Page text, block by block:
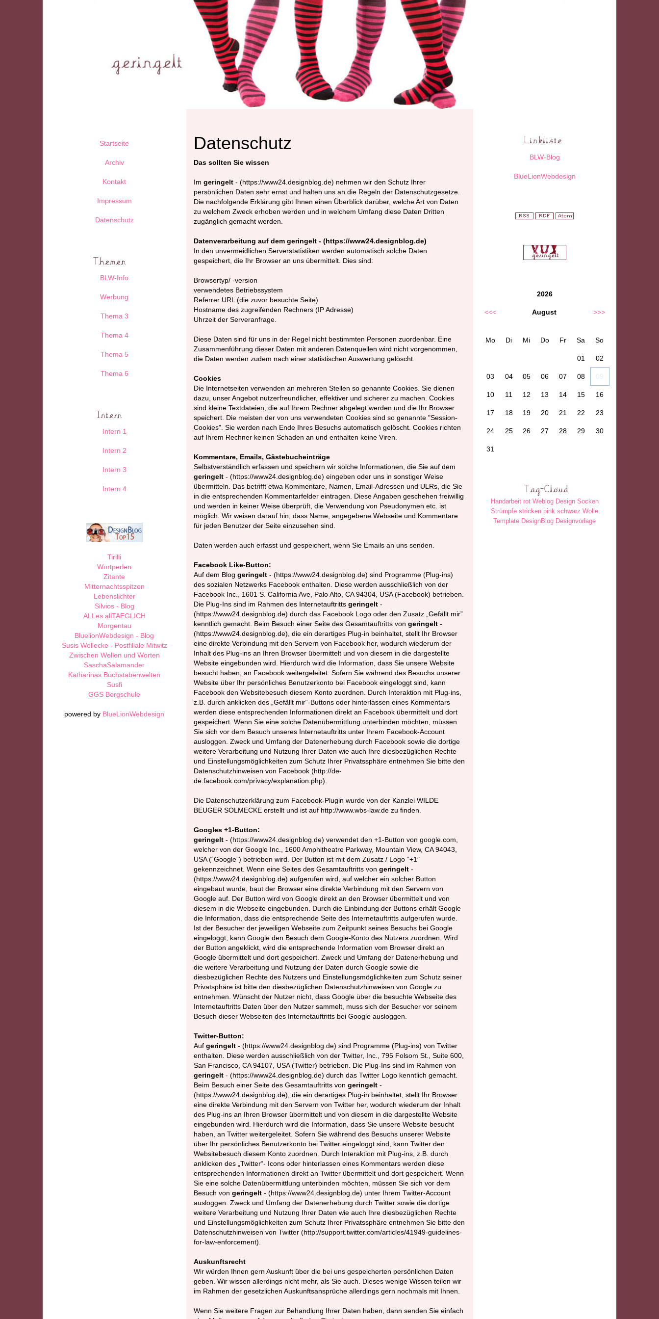
Datenschutz
Das sollten Sie wissen
Im geringelt- (https://www24.designblog.de) nehmen wir den Schutz Ihrer
persönlichen Daten sehr ernst und halten uns an die Regeln der Datenschutzgesetze.
Die nachfolgende Erklärung gibt Ihnen einen Überblick darüber, welche Art von Daten
zu welchem Zweck erhoben werden und in welchem Umfang diese Daten Dritten
zugänglich gemacht werden.
Datenverarbeitung auf dem geringelt- (https://www24.designblog.de)
In den unvermeidlichen Serverstatistiken werden automatisch solche Daten
gespeichert, die Ihr Browser an uns übermittelt. Dies sind:
Browsertyp/ -version
verwendetes Betriebssystem
Referrer URL (die zuvor besuchte Seite)
Hostname des zugreifenden Rechners (IP Adresse)
Uhrzeit der Serveranfrage.
Diese Daten sind für uns in der Regel nicht bestimmten Personen zuordenbar. Eine
Zusammenführung dieser Daten mit anderen Datenquellen wird nicht vorgenommen,
die Daten werden zudem nach einer statistischen Auswertung gelöscht.
Cookies
Die Internetseiten verwenden an mehreren Stellen so genannte Cookies. Sie dienen
dazu, unser Angebot nutzerfreundlicher, effektiver und sicherer zu machen. Cookies
sind kleine Textdateien, die auf Ihrem Rechner abgelegt werden und die Ihr Browser
speichert. Die meisten der von uns verwendeten Cookies sind so genannte "Session-
Cookies". Sie werden nach Ende Ihres Besuchs automatisch gelöscht. Cookies richten
auf Ihrem Rechner keinen Schaden an und enthalten keine Viren.
Kommentare, Emails, Gästebucheinträge
Selbstverständlich erfassen und speichern wir solche Informationen, die Sie auf dem
geringelt- (https://www24.designblog.de) eingeben oder uns in sonstiger Weise
übermitteln. Das betrifft etwa Kommentare, Namen, Email-Adressen und ULRs, die Sie
in die entsprechenden Kommentarfelder eintragen. Diese Angaben geschehen freiwillig
und werden in keiner Weise überprüft, die Verwendung von Pseudonymen etc. ist
möglich. Wir weisen darauf hin, dass Name, angegebene Webseite und Kommentare
für jeden Benutzer der Seite einzusehen sind.
Daten werden auch erfasst und gespeichert, wenn Sie Emails an uns senden.
Facebook Like-Button:
Auf dem Blog geringelt- (https://www24.designblog.de) sind Programme (Plug-ins)
des sozialen Netzwerks Facebook enthalten. Diese werden ausschließlich von der
Facebook Inc., 1601 S. California Ave, Palo Alto, CA 94304, USA (Facebook) betrieben.
Die Plug-Ins sind im Rahmen des Internetauftritts geringelt-
(https://www24.designblog.de) durch das Facebook Logo oder den Zusatz „Gefällt mir”
kenntlich gemacht. Beim Besuch einer Seite des Gesamtauftritts von geringelt-
(https://www24.designblog.de), die ein derartiges Plug-in beinhaltet, stellt Ihr Browser
eine direkte Verbindung mit den Servern von Facebook her, wodurch wiederum der
Inhalt des Plug-ins an Ihren Browser übermittelt und von diesem in die dargestellte
Website eingebunden wird. Hierdurch wird die Information, dass Sie unsere Website
besucht haben, an Facebook weitergeleitet. Sofern Sie während des Besuchs unserer
Website über Ihr persönliches Benutzerkonto bei Facebook eingeloggt sind, kann
Facebook den Websitebesuch diesem Konto zuordnen. Durch Interaktion mit Plug-ins,
z.B. durch anklicken des „Gefällt mir“-Buttons oder hinterlassen eines Kommentars
werden diese entsprechenden Informationen direkt an Facebook übermittelt und dort
gespeichert. Wenn Sie eine solche Datenübermittlung unterbinden möchten, müssen
Sie sich vor dem Besuch unseres Internetauftritts unter Ihrem Facebook-Account
ausloggen. Zweck und Umfang der Datenerhebung durch Facebook sowie die dortige
weitere Verarbeitung und Nutzung Ihrer Daten wie auch Ihre diesbezüglichen Rechte
und Einstellungsmöglichkeiten zum Schutz Ihrer Privatssphäre entnehmen Sie bitte den
Datenschutzhinweisen von Facebook (http://de-
de.facebook.com/privacy/explanation.php).
Die Datenschutzerklärung zum Facebook-Plugin wurde von der Kanzlei WILDE
BEUGER SOLMECKE erstellt und ist auf http://www.wbs-law.de zu finden.
Googles +1-Button:
geringelt- (https://www24.designblog.de) verwendet den +1-Button von google.com,
welcher von der Google Inc., 1600 Amphitheatre Parkway, Mountain View, CA 94043,
USA (“Google”) betrieben wird. Der Button ist mit dem Zusatz / Logo “+1″
gekennzeichnet. Wenn eine Seites des Gesamtauftritts von geringelt-
(https://www24.designblog.de) aufgerufen wird, auf welcher ein solcher Button
eingebaut wurde, baut der Browser eine direkte Verbindung mit den Servern von
Google auf. Der Button wird von Google direkt an den Browser übermittelt und von
diesem in die Webseite eingebunden. Durch die Einbindung der Buttons erhält Google
die Information, dass die entsprechende Seite des Internetauftritts aufgerufen wurde.
Ist der Besucher der jeweiligen Webseite zum Zeitpunkt seines Besuchs bei Google
eingeloggt, kann Google den Besuch dem Google-Konto des Nutzers zuordnen. Wird
der Button angeklickt, wird die entsprechende Information vom Browser direkt an
Google übermittelt und dort gespeichert. Zweck und Umfang der Datenerhebung und
die weitere Verarbeitung und Nutzung der Daten durch Google sowie die
diesbezüglichen Rechte des Nutzers und Einstellungsmöglichkeiten zum Schutz seiner
Privatsphäre ist bitte den diesbezüglichen Datenschutzhinweisen von Google zu
entnehmen. Wünscht der Nutzer nicht, dass Google über die besuchte Webseite des
Internetauftritts Daten über den Nutzer sammelt, muss sich der Besucher vor seinem
Besuch dieser Webseiten des Internetauftritts bei Google ausloggen.
Twitter-Button:
Auf geringelt- (https://www24.designblog.de) sind Programme (Plug-ins) von Twitter
enthalten. Diese werden ausschließlich von der Twitter, Inc., 795 Folsom St., Suite 600,
San Francisco, CA 94107, USA (Twitter) betrieben. Die Plug-Ins sind im Rahmen von
geringelt- (https://www24.designblog.de) durch das Twitter Logo kenntlich gemacht.
Beim Besuch einer Seite des Gesamtauftritts von geringelt-
(https://www24.designblog.de), die ein derartiges Plug-in beinhaltet, stellt Ihr Browser
eine direkte Verbindung mit den Servern von Twitter her, wodurch wiederum der Inhalt
des Plug-ins an Ihren Browser übermittelt und von diesem in die dargestellte Website
eingebunden wird. Hierdurch wird die Information, dass Sie unsere Website besucht
haben, an Twitter weitergeleitet. Sofern Sie während des Besuchs unserer Website
über Ihr persönliches Benutzerkonto bei Twitter eingeloggt sind, kann Twitter den
Websitebesuch diesem Konto zuordnen. Durch Interaktion mit Plug-ins, z.B. durch
anklicken des „Twitter“- Icons oder hinterlassen eines Kommentars werden diese
entsprechenden Informationen direkt an Twitter übermittelt und dort gespeichert. Wenn
Sie eine solche Datenübermittlung unterbinden möchten, müssen Sie sich vor dem
Besuch von geringelt- (https://www24.designblog.de) unter Ihrem Twitter-Account
ausloggen. Zweck und Umfang der Datenerhebung durch Twitter sowie die dortige
weitere Verarbeitung und Nutzung Ihrer Daten wie auch Ihre diesbezüglichen Rechte
und Einstellungsmöglichkeiten zum Schutz Ihrer Privatssphäre entnehmen Sie bitte den
Datenschutzhinweisen von Twitter (http://support.twitter.com/articles/41949-guidelines-
for-law-enforcement).
Auskunftsrecht
Wir würden Ihnen gern Auskunft über die bei uns gespeicherten persönlichen Daten
geben. Wir wissen allerdings nicht mehr, als Sie auch. Dieses wenige Wissen teilen wir
im Rahmen der gesetzlichen Auskunftsansprüche allerdings gern nochmals mit Ihnen.
Wenn Sie weitere Fragen zur Behandlung Ihrer Daten haben, dann senden Sie einfach
Startseite
Archiv
Kontakt
Impressum
Datenschutz
BLW-Info
Werbung
Thema 3
Thema 4
Thema 5
Thema 6
Intern 1
Intern 2
Intern 3
Intern 4
Tirilli
Wortperlen
Zitante
Mitternachtsspitzen
Lebenslichter
Silvios - Blog
ALLes allTAEGLICH
Morgentau
BluelionWebdesign - Blog
Susis Wollecke - Postfiliale Mitwitz
Zwischen Wellen und Worten
SaschaSalamander
Katharinas Buchstabenwelten
Susfi
GGS Bergschule
powered by BlueLionWebdesign
BLW-Blog
BlueLionWebdesign
2026
<<< August >>>
Mo Di Mi Do Fr Sa So
01 02
03 04 05 06 07 08 09
10 11 12 13 14 15 16
17 18 19 20 21 22 23
24 25 26 27 28 29 30
31
Handarbeit rot Weblog Design Socken
Strümpfe stricken pink schwarz Wolle
Template DesignBlog Designvorlage